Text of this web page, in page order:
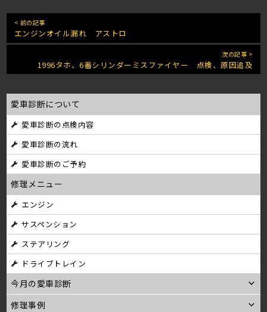
< 前の記事
エンジンオイル漏れ アストロ
次の記事 >
1996タホ、6番シリンダーミスファイヤー 点検、原因追及
愛車診断について
愛車診断の点検内容
愛車診断の流れ
愛車診断のご予約
修理メニュー
エンジン
サスペンション
ステアリング
ドライブトレイン
今月の愛車診断
修理事例